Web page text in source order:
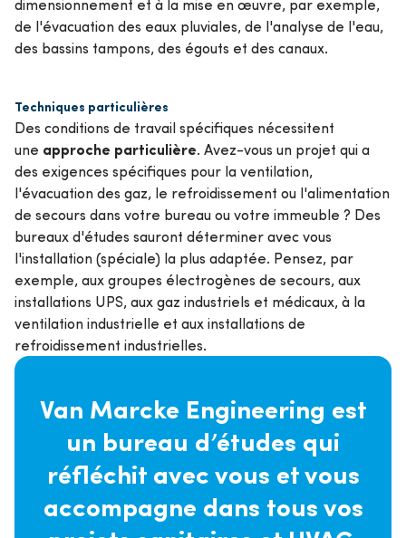
de l'évacuation des eaux pluviales, de l'analyse de l'eau,
des bassins tampons, des égouts et des canaux.
Techniques particulières
Des conditions de travail spécifiques nécessitent
une approche particulière. Avez-vous un projet qui a
des exigences spécifiques pour la ventilation,
l'évacuation des gaz, le refroidissement ou l'alimentation
de secours dans votre bureau ou votre immeuble ? Des
bureaux d'études sauront déterminer avec vous
l'installation (spéciale) la plus adaptée. Pensez, par
exemple, aux groupes électrogènes de secours, aux
installations UPS, aux gaz industriels et médicaux, à la
ventilation industrielle et aux installations de
refroidissement industrielles.
Van Marcke Engineering est
un bureau d’études qui
réfléchit avec vous et vous
accompagne dans tous vos